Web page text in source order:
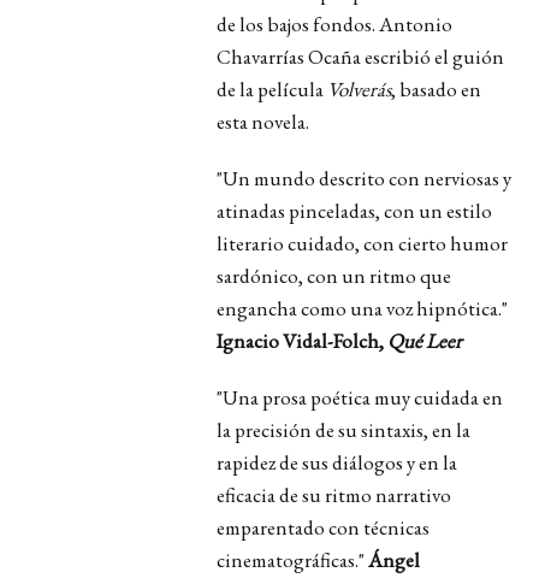
de los bajos fondos. Antonio
Chavarrías Ocaña escribió el guión
de la película Volverás, basado en
esta novela.
"Un mundo descrito con nerviosas y
atinadas pinceladas, con un estilo
literario cuidado, con cierto humor
sardónico, con un ritmo que
engancha como una voz hipnótica."
Ignacio Vidal-Folch, Qué Leer
"Una prosa poética muy cuidada en
la precisión de su sintaxis, en la
rapidez de sus diálogos y en la
eficacia de su ritmo narrativo
emparentado con técnicas
cinematográficas."Ángel